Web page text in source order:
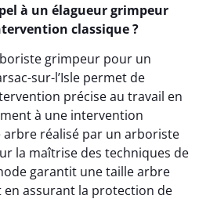
à un élagueur grimpeur
classique ?
grimpeur pour un
sur-l’Isle permet de
précise au travail en
à une intervention
arbre réalisé par un arboriste
la maîtrise des techniques de
garantit une taille arbre
assurant la protection de